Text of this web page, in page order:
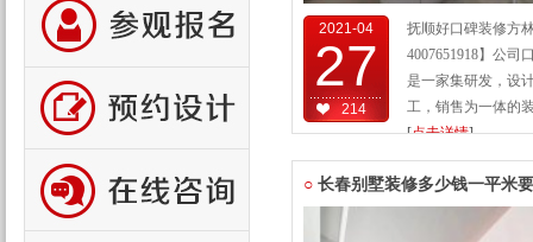
2021-04
27
214
抚顺好口碑装修方
4007651918】公司
是一家集研发，设
工，销售为一体的
[点击详情]
○ 长春别墅装修多少钱一平米